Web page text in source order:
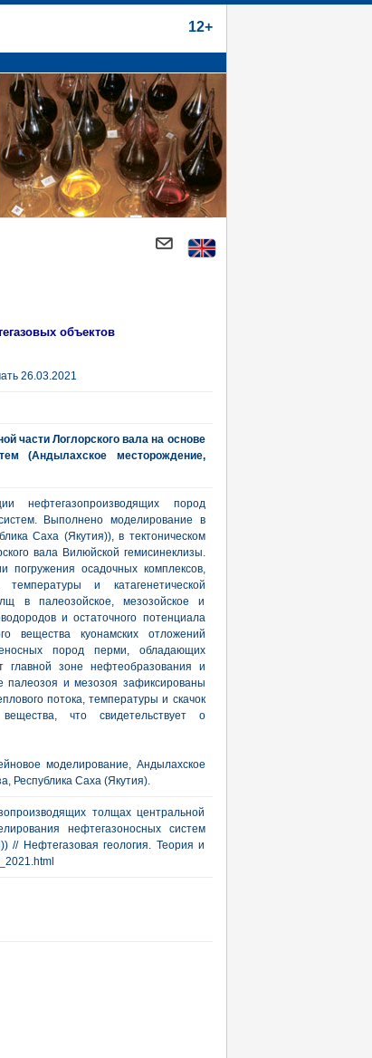
12+
объектов
26.03.2021
части Логлорского вала на основе
(Андылахское месторождение,
нефтегазопроизводящих пород
Выполнено моделирование в
Саха (Якутия)), в тектоническом
вала Вилюйской гемисинеклизы.
погружения осадочных комплексов,
и катагенетической
в палеозойское, мезозойское и
и остаточного потенциала
вещества куонамских отложений
пород перми, обладающих
главной зоне нефтеобразования и
палеозоя и мезозоя зафиксированы
потока, температуры и скачок
вещества, что свидетельствует о
моделирование, Андылахское
Республика Саха (Якутия).
толщах центральной
нефтегазоносных систем
// Нефтегазовая геология. Теория и